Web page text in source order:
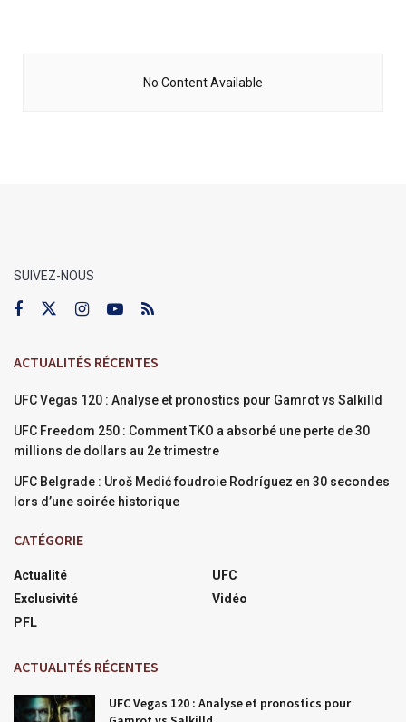
No Content Available
SUIVEZ-NOUS
ACTUALITÉS RÉCENTES
UFC Vegas 120 : Analyse et pronostics pour Gamrot vs Salkilld
UFC Freedom 250 : Comment TKO a absorbé une perte de 30
millions de dollars au 2e trimestre
UFC Belgrade : Uroš Medić foudroie Rodríguez en 30 secondes
lors d’une soirée historique
CATÉGORIE
Actualité
Exclusivité
PFL
UFC
Vidéo
ACTUALITÉS RÉCENTES
UFC Vegas 120 : Analyse et pronostics pour